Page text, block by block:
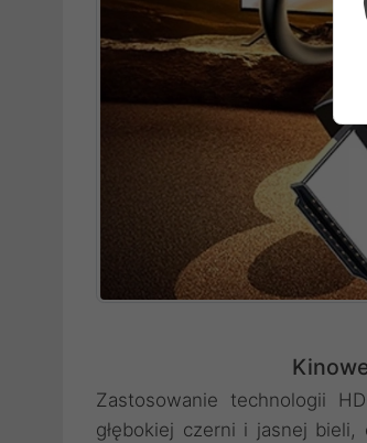
Zastosowanie technologii
głębokiej czerni i jasnej